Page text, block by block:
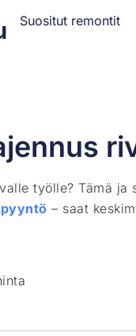
Suositut remontit
työlle? Tämä
– saat